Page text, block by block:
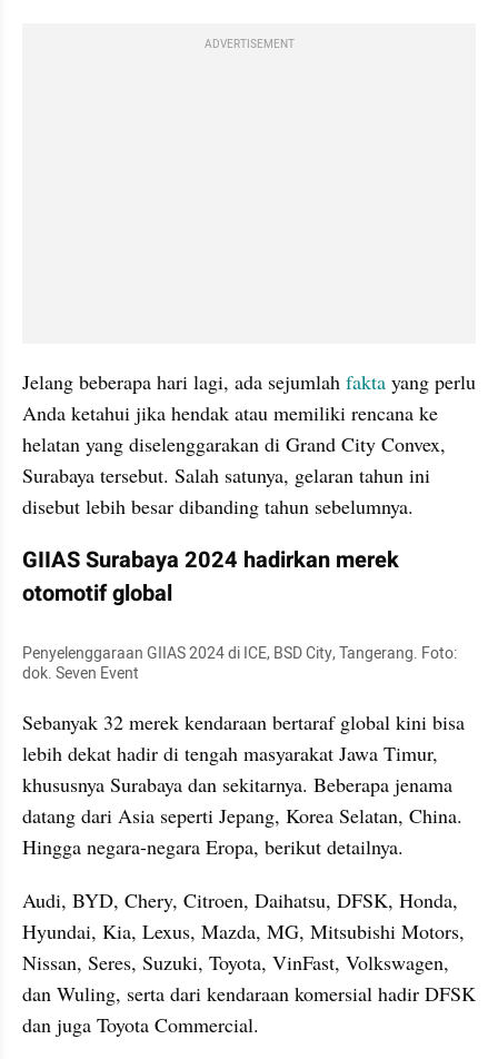
ADVERTISEMENT
Jelang beberapa hari lagi, ada sejumlah fakta yang perlu
Anda ketahui jika hendak atau memiliki rencana ke
helatan yang diselenggarakan di Grand City Convex,
Surabaya tersebut. Salah satunya, gelaran tahun ini
disebut lebih besar dibanding tahun sebelumnya.
GIIAS Surabaya 2024 hadirkan merek
otomotif global
Penyelenggaraan GIIAS 2024 di ICE, BSD City, Tangerang. Foto:
dok. Seven Event
Sebanyak 32 merek kendaraan bertaraf global kini bisa
lebih dekat hadir di tengah masyarakat Jawa Timur,
khususnya Surabaya dan sekitarnya. Beberapa jenama
datang dari Asia seperti Jepang, Korea Selatan, China.
Hingga negara-negara Eropa, berikut detailnya.
Audi, BYD, Chery, Citroen, Daihatsu, DFSK, Honda,
Hyundai, Kia, Lexus, Mazda, MG, Mitsubishi Motors,
Nissan, Seres, Suzuki, Toyota, VinFast, Volkswagen,
dan Wuling, serta dari kendaraan komersial hadir DFSK
dan juga Toyota Commercial.